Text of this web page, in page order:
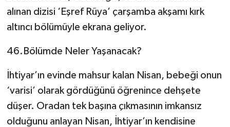
alınan dizisi ‘Eşref Rüya’ çarşamba akşamı kırk
altıncı bölümüyle ekrana geliyor.
46.Bölümde Neler Yaşanacak?
İhtiyar’ın evinde mahsur kalan Nisan, bebeği onun
‘varisi’ olarak gördüğünü öğrenince dehşete
düşer. Oradan tek başına çıkmasının imkansız
olduğunu anlayan Nisan, İhtiyar’ın kendisine